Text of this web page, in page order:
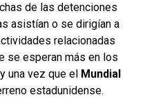
de las detenciones
asistían o se dirigían a
relacionadas
se esperan más en los
una vez que el Mundial
estadunidense.